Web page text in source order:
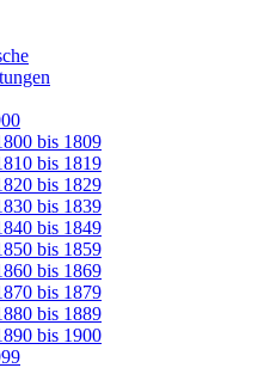
bis 1809
bis 1819
bis 1829
bis 1839
bis 1849
bis 1859
bis 1869
bis 1879
bis 1889
bis 1900